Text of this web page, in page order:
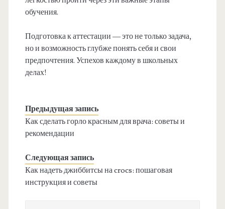
обучения.
Подготовка к аттестации — это не только задача,
но и возможность глубже понять себя и свои
предпочтения. Успехов каждому в школьных
делах!
Предыдущая запись
Как сделать горло красным для врача: советы и
рекомендации
Следующая запись
Как надеть джиббитсы на crocs: пошаговая
инструкция и советы